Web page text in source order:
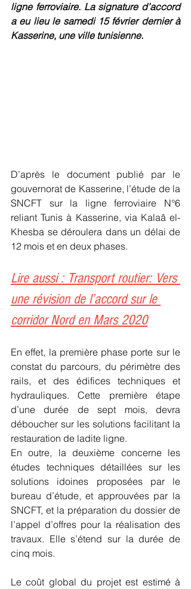
ligne ferroviaire. La signature d’accord
a eu lieu le samedi 15 février dernier à
Kasserine, une ville tunisienne.
D’après le document publié par le
gouvernorat de Kasserine, l’étude de la
SNCFT sur la ligne ferroviaire N°6
reliant Tunis à Kasserine, via Kalaâ el-
Khesba se déroulera dans un délai de
12 mois et en deux phases.
Lire aussi : Transport routier: Vers
une révision de l’accord sur le
corridor Nord en Mars 2020
En effet, la première phase porte sur le
constat du parcours, du périmètre des
rails, et des édifices techniques et
hydrauliques. Cette première étape
d’une durée de sept mois, devra
déboucher sur les solutions facilitant la
restauration de ladite ligne.
En outre, la deuxième concerne les
études techniques détaillées sur les
solutions idoines proposées par le
bureau d’étude, et approuvées par la
SNCFT, et la préparation du dossier de
l’appel d’offres pour la réalisation des
travaux. Elle s’étend sur la durée de
cinq mois.
Le coût global du projet est estimé à